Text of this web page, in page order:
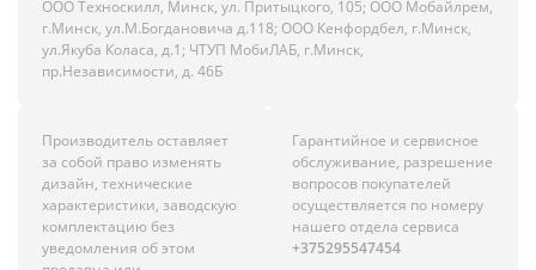
ООО Техноскилл, Минск, ул. Притыцкого, 105; ООО Мобайлрем,
г.Минск, ул.М.Богдановича д.118; ООО Кенфордбел, г.Минск,
ул.Якуба Коласа, д.1; ЧТУП МобиЛАБ, г.Минск,
пр.Независимости, д. 46Б
Производитель оставляет
за собой право изменять
дизайн, технические
характеристики, заводскую
комплектацию без
уведомления об этом
Гарантийное и сервисное
обслуживание, разрешение
вопросов покупателей
осуществляется по номеру
нашего отдела сервиса
+375295547454